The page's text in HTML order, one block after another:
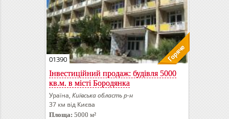
01390
Інвестиційний продаж: будівля 5000
кв.м. в місті Бородянка
Ураїна, Київська область р-н
37 км від Києва
Площа: 5000 м²